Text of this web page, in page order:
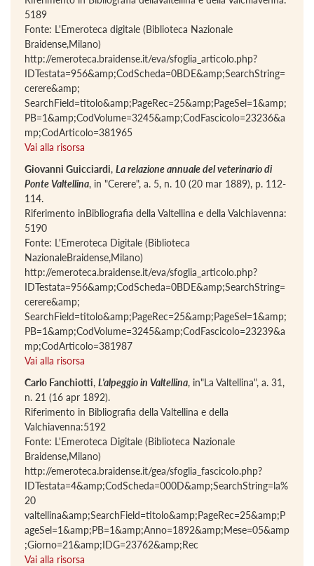
5189
Fonte: L'Emeroteca digitale (Biblioteca Nazionale
Braidense,Milano)
http://emeroteca.braidense.it/eva/sfoglia_articolo.php?
IDTestata=956&amp;CodScheda=0BDE&amp;SearchString=
cerere&amp;
SearchField=titolo&amp;PageRec=25&amp;PageSel=1&amp;
PB=1&amp;CodVolume=3245&amp;CodFascicolo=23236&a
mp;CodArticolo=381965
Vai alla risorsa
Giovanni Guicciardi, La relazione annuale del veterinario di
Ponte Valtellina, in "Cerere", a. 5, n. 10 (20 mar 1889), p. 112-
114.
Riferimento inBibliografia della Valtellina e della Valchiavenna:
5190
Fonte: L'Emeroteca Digitale (Biblioteca
NazionaleBraidense,Milano)
http://emeroteca.braidense.it/eva/sfoglia_articolo.php?
IDTestata=956&amp;CodScheda=0BDE&amp;SearchString=
cerere&amp;
SearchField=titolo&amp;PageRec=25&amp;PageSel=1&amp;
PB=1&amp;CodVolume=3245&amp;CodFascicolo=23239&a
mp;CodArticolo=381987
Vai alla risorsa
Carlo Fanchiotti, L'alpeggio in Valtellina, in"La Valtellina", a. 31,
n. 21 (16 apr 1892).
Riferimento in Bibliografia della Valtellina e della
Valchiavenna:5192
Fonte: L'Emeroteca Digitale (Biblioteca Nazionale
Braidense,Milano)
http://emeroteca.braidense.it/gea/sfoglia_fascicolo.php?
IDTestata=4&amp;CodScheda=000D&amp;SearchString=la%
20
valtellina&amp;SearchField=titolo&amp;PageRec=25&amp;P
ageSel=1&amp;PB=1&amp;Anno=1892&amp;Mese=05&amp
;Giorno=21&amp;IDG=23762&amp;Rec
Vai alla risorsa